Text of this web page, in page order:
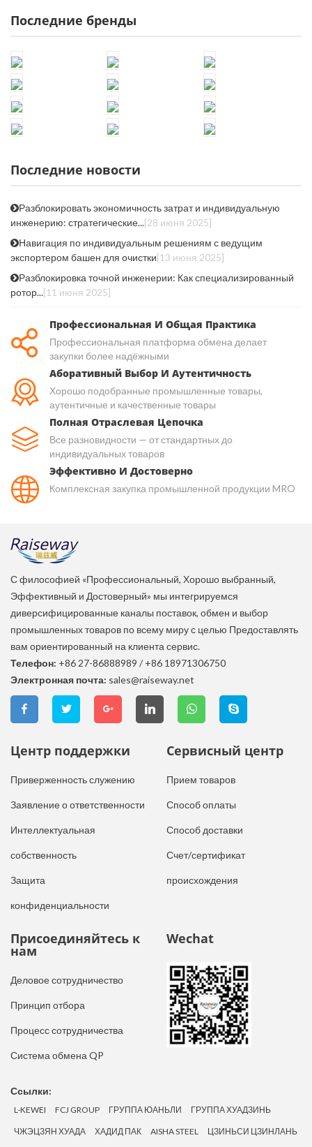
Последние бренды
Последние новости
Разблокировать экономичность затрат и индивидуальную
инженерию: стратегические...[28 июня 2025]
Навигация по индивидуальным решениям с ведущим
экспортером башен для очистки[13 июня 2025]
Разблокировка точной инженерии: Как специализированный
ротор...[11 июня 2025]
Профессиональная И Общая Практика
Профессиональная платформа обмена делает
закупки более надёжными
Аборативный Выбор И Аутентичность
Хорошо подобранные промышленные товары,
аутентичные и качественные товары
Полная Отраслевая Цепочка
Все разновидности — от стандартных до
индивидуальных товаров
Эффективно И Достоверно
Комплексная закупка промышленной продукции MRO
С философией «Профессиональный, Хорошо выбранный,
Эффективный и Достоверный» мы интегрируемся
диверсифицированные каналы поставок, обмен и выбор
промышленных товаров по всему миру с целью Предоставлять
вам ориентированный на клиента сервис.
Телефон: +86 27-86888989 / +86 18971306750
Электронная почта: sales@raiseway.net
Центр поддержки
Приверженность служению
Заявление о ответственности
Интеллектуальная
собственность
Защита
конфиденциальности
Сервисный центр
Прием товаров
Способ оплаты
Способ доставки
Счет/сертификат
происхождения
Присоединяйтесь к
нам
Деловое сотрудничество
Принцип отбора
Процесс сотрудничества
Система обмена QP
Wechat
Ссылки:
L-KEWEI FCJ GROUP ГРУППА ЮАНЬЛИ ГРУППА ХУАДЗИНЬ
ЧЖЭЦЗЯН ХУАДА ХАДИД ПАК AISHA STEEL ЦЗИНЬСИ ЦЗИНЛАНЬ